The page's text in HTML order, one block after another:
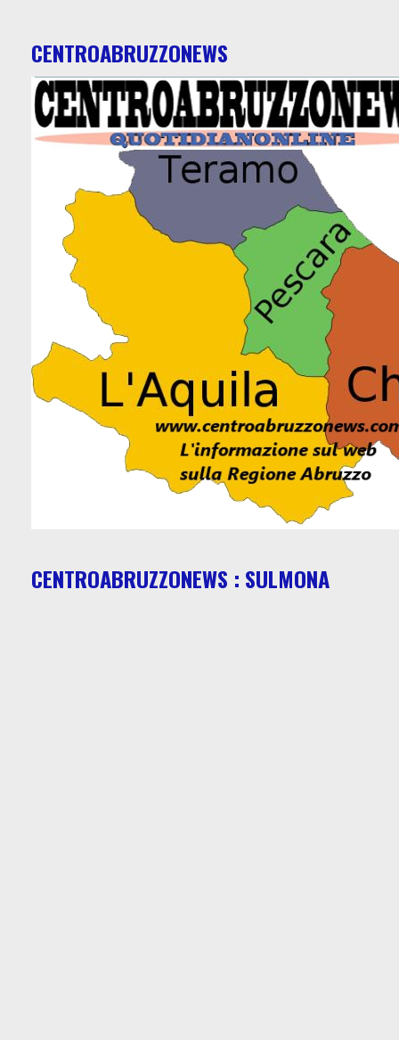
CENTROABRUZZONEWS
CENTROABRUZZONEWS : SULMONA